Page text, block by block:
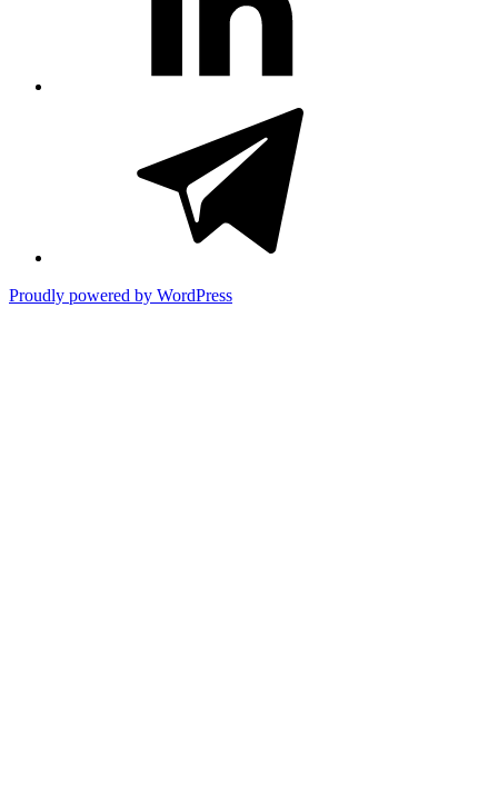
Proudly powered by WordPress